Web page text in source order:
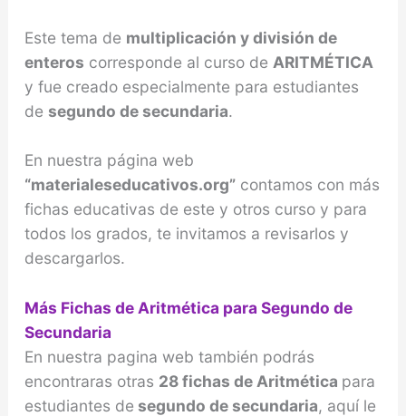
Este tema de multiplicación y división de
enteros corresponde al curso de ARITMÉTICA
y fue creado especialmente para estudiantes
de segundo de secundaria.
En nuestra página web
“materialeseducativos.org”contamos con más
fichas educativas de este y otros curso y para
todos los grados, te invitamos a revisarlos y
descargarlos.
Más Fichas de Aritmética para Segundo de
Secundaria
En nuestra pagina web también podrás
encontraras otras 28 fichas de Aritmética para
estudiantes de segundo de secundaria, aquí le